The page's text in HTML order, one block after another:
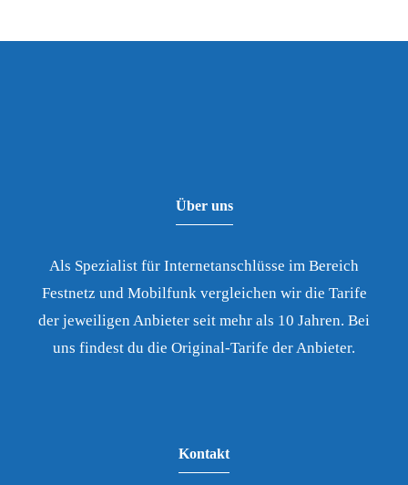
Über uns
Als Spezialist für Internetanschlüsse im Bereich
Festnetz und Mobilfunk vergleichen wir die Tarife
der jeweiligen Anbieter seit mehr als 10 Jahren. Bei
uns findest du die Original-Tarife der Anbieter.
Kontakt